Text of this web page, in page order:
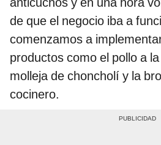
de que el negocio iba a
comenzamos a
productos como el pollo a
molleja de choncholí y la
cocinero.